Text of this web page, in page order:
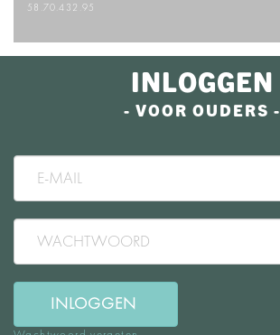
58.70.432.95
INLOGGEN
- VOOR OUDERS -
INLOGGEN